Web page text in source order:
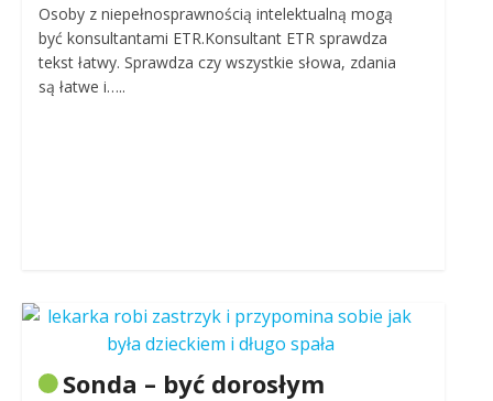
Osoby z niepełnosprawnością intelektualną mogą
być konsultantami ETR.Konsultant ETR sprawdza
tekst łatwy. Sprawdza czy wszystkie słowa, zdania
są łatwe i…..
Sonda – być dorosłym